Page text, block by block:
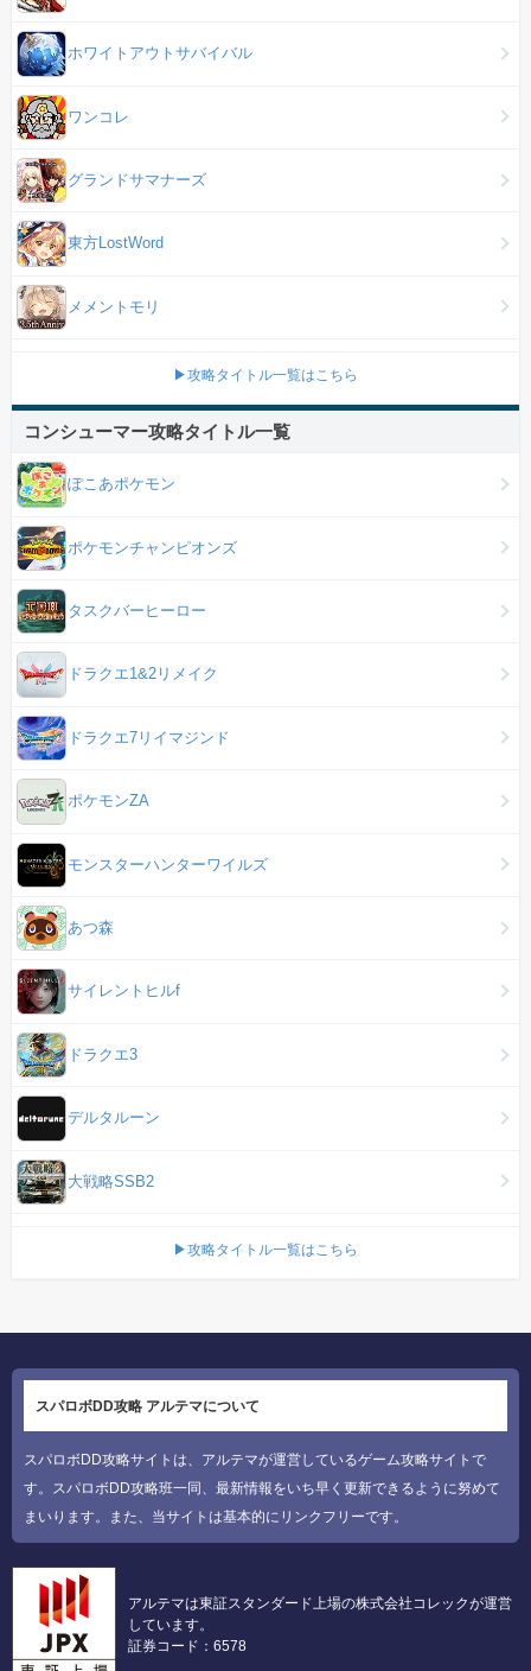
ホワイトアウトサバイバル
ワンコレ
グランドサマナーズ
東方LostWord
メメントモリ
▶攻略タイトル一覧はこちら
コンシューマー攻略タイトル一覧
ぽこあポケモン
ポケモンチャンピオンズ
タスクバーヒーロー
ドラクエ1&2リメイク
ドラクエ7リイマジンド
ポケモンZA
モンスターハンターワイルズ
あつ森
サイレントヒルf
ドラクエ3
デルタルーン
大戦略SSB2
▶攻略タイトル一覧はこちら
スパロボDD攻略 アルテマについて
スパロボDD攻略サイトは、アルテマが運営しているゲーム攻略サイトで
す。スパロボDD攻略班一同、最新情報をいち早く更新できるように努めて
まいります。また、当サイトは基本的にリンクフリーです。
アルテマは東証スタンダード上場の株式会社コレックが運営
しています。
証券コード：6578